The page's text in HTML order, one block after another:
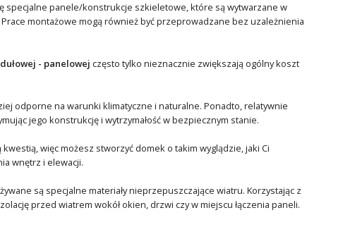
specjalne panele/konstrukcje szkieletowe, które są wytwarzane w
montażowe mogą również być przeprowadzane bez uzależnienia
- panelowej często tylko nieznacznie zwiększają ogólny koszt
odporne na warunki klimatyczne i naturalne. Ponadto, relatywnie
jego konstrukcję i wytrzymałość w bezpiecznym stanie.
więc możesz stworzyć domek o takim wyglądzie, jaki Ci
wnętrz i elewacji.
są specjalne materiały nieprzepuszczające wiatru. Korzystając z
przed wiatrem wokół okien, drzwi czy w miejscu łączenia paneli.